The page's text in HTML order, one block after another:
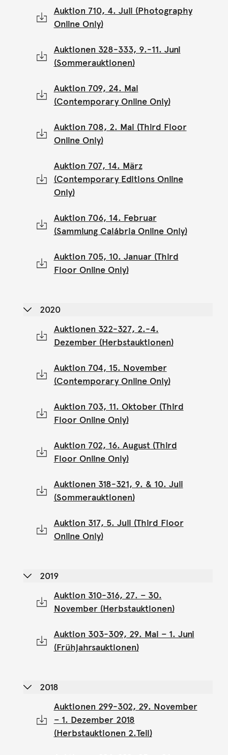
Auktion 710, 4. Juli (Photography
Online Only)
Auktionen 328-333, 9.-11. Juni
(Sommerauktionen)
Auktion 709, 24. Mai
(Contemporary Online Only)
Auktion 708, 2. Mai (Third Floor
Online Only)
Auktion 707, 14. März
(Contemporary Editions Online
Only)
Auktion 706, 14. Februar
(Sammlung Calábria Online Only)
Auktion 705, 10. Januar (Third
Floor Online Only)
2020
Auktionen 322-327, 2.-4.
Dezember (Herbstauktionen)
Auktion 704, 15. November
(Contemporary Online Only)
Auktion 703, 11. Oktober (Third
Floor Online Only)
Auktion 702, 16. August (Third
Floor Online Only)
Auktionen 318-321, 9. & 10. Juli
(Sommerauktionen)
Auktion 317, 5. Juli (Third Floor
Online Only)
2019
Auktion 310-316, 27. – 30.
November (Herbstauktionen)
Auktion 303-309, 29. Mai – 1. Juni
(Frühjahrsauktionen)
2018
Auktionen 299-302, 29. November
– 1. Dezember 2018
(Herbstauktionen 2.Teil)